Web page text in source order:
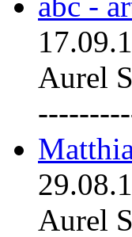
Aurel
Aurel